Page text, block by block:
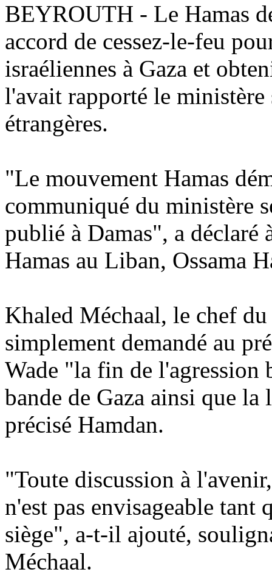
BEYROUTH - Le Hamas
accord de cessez-le-feu
israéliennes à Gaza et
l'avait rapporté le ministère
étrangères.
"Le mouvement Hamas
communiqué du ministère
publié à Damas", a déclaré
Hamas au Liban, Ossama
Khaled Méchaal, le chef
simplement demandé au
Wade "la fin de l'agression
bande de Gaza ainsi que
précisé Hamdan.
"Toute discussion à
n'est pas envisageable tant
siège", a-t-il ajouté,
Méchaal.